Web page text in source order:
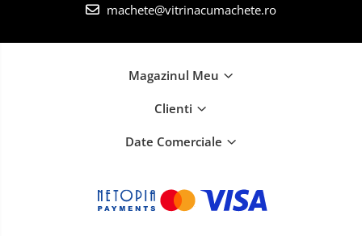
machete@vitrinacumachete.ro
Magazinul Meu
Clienti
Date Comerciale